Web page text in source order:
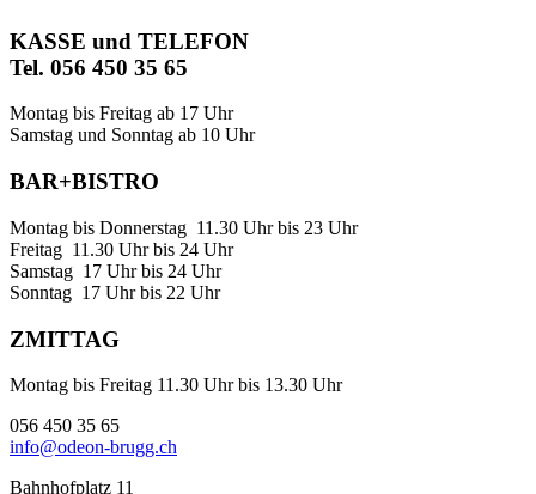
KASSE und TELEFON
Tel. 056 450 35 65
Montag bis Freitag ab 17 Uhr
Samstag und Sonntag ab 10 Uhr
BAR+BISTRO
Montag bis Donnerstag 11.30 Uhr bis 23 Uhr
Freitag 11.30 Uhr bis 24 Uhr
Samstag 17 Uhr bis 24 Uhr
Sonntag 17 Uhr bis 22 Uhr
ZMITTAG
Montag bis Freitag 11.30 Uhr bis 13.30 Uhr
056 450 35 65
info@odeon-brugg.ch
Bahnhofplatz 11